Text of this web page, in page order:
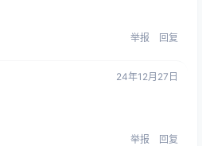
举报 回复
24年12月27日
举报 回复